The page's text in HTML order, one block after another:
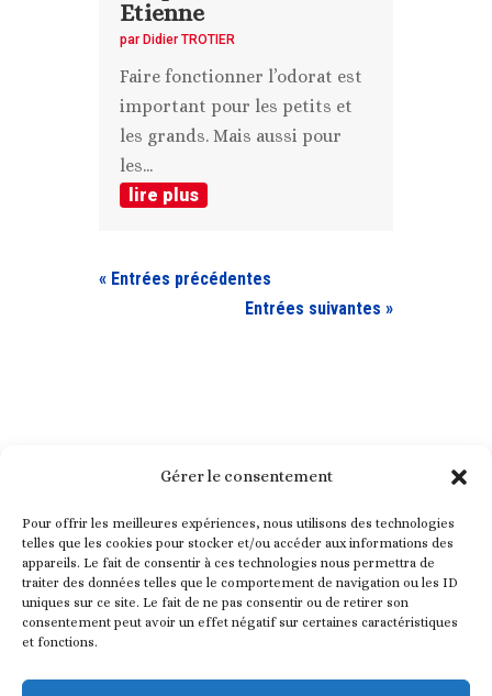
Gérer le consentement
Pour offrir les meilleures expériences, nous utilisons des technologies
telles que les cookies pour stocker et/ou accéder aux informations des
appareils. Le fait de consentir à ces technologies nous permettra de
traiter des données telles que le comportement de navigation ou les ID
uniques sur ce site. Le fait de ne pas consentir ou de retirer son
consentement peut avoir un effet négatif sur certaines caractéristiques
et fonctions.
Etienne
par Didier TROTIER
Faire fonctionner l’odorat est
important pour les petits et
les grands. Mais aussi pour
les...
lire plus
« Entrées précédentes
Entrées suivantes »
Nez en Herbe est une association ayant pour but d’intégrer